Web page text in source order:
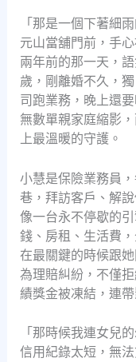
「那是一個下著細
元山當舖門前，手
兩年前的那一天，
歲，剛離婚不久，
司跑業務，晚上還
無數單親家庭縮影
上最溫暖的守護。
小慧是保險業務員
巷，拜訪客戶、解
像一台永不停歇的
錢、房租、生活費
在最關鍵的時候跟
為理賠糾紛，不僅
績獎金被凍結，連
「那時候我連女兒
信用紀錄太短，無